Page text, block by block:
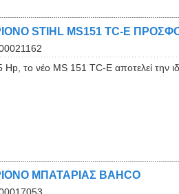
STIHL MS151 TC-E
το νέο MS 151 TC-E αποτελεί την
ΜΠΑΤΑΡΙΑΣ BAHCO